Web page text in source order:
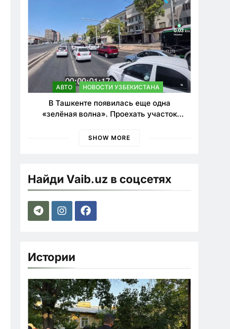
АВТО НОВОСТИ УЗБЕКИСТАНА
В Ташкенте появилась еще одна
«зелёная волна». Проехать участок
SHOW MORE
Найди Vaib.uz в соцсетях
Истории